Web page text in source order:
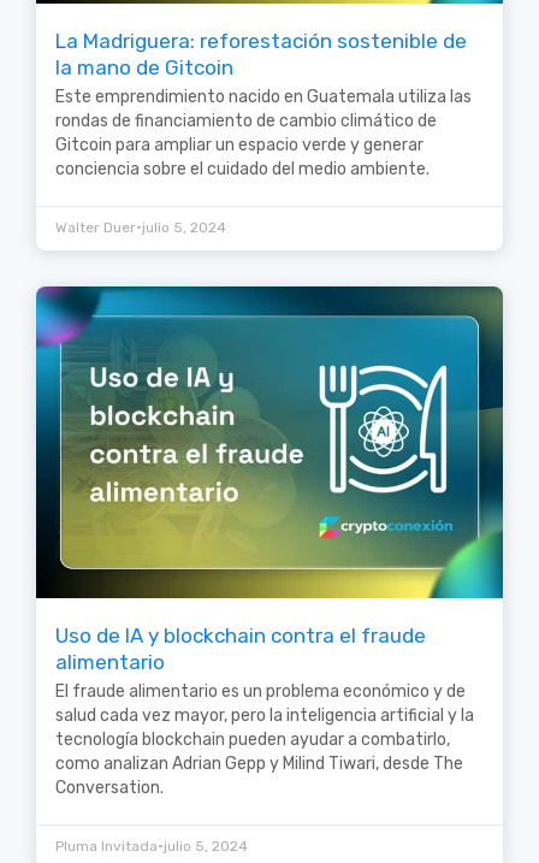
La Madriguera: reforestación sostenible de
la mano de Gitcoin
Este emprendimiento nacido en Guatemala utiliza las
rondas de financiamiento de cambio climático de
Gitcoin para ampliar un espacio verde y generar
conciencia sobre el cuidado del medio ambiente.
Walter Duer•julio 5, 2024
Uso de IA y blockchain contra el fraude
alimentario
El fraude alimentario es un problema económico y de
salud cada vez mayor, pero la inteligencia artificial y la
tecnología blockchain pueden ayudar a combatirlo,
como analizan Adrian Gepp y Milind Tiwari, desde The
Conversation.
Pluma Invitada•julio 5, 2024